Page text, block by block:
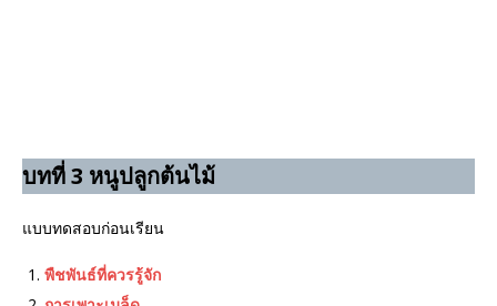
บทที่ 3 หนูปลูกต้นไม้
แบบทดสอบก่อนเรียน
พืชพันธ์ที่ควรรู้จัก